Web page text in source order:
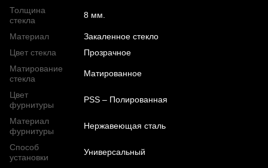
Толщина
стекла
8 мм.
Материал
Закаленное стекло
Цвет стекла
Прозрачное
Матирование
стекла
Матированное
Цвет
фурнитуры
PSS – Полированная
Материал
фурнитуры
Нержавеющая сталь
Способ
установки
Универсальный